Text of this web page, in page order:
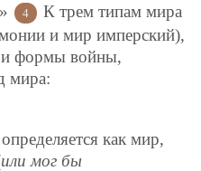
4
К трем типам мира
и мир имперский),
формы войны,
мира:
как мир,
или мог бы